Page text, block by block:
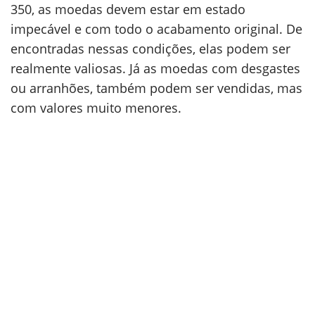
350, as moedas devem estar em estado
impecável e com todo o acabamento original. De
encontradas nessas condições, elas podem ser
realmente valiosas. Já as moedas com desgastes
ou arranhões, também podem ser vendidas, mas
com valores muito menores.